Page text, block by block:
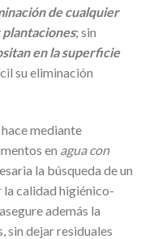
de cualquier
plantaciones; sin
en la superficie
su eliminación
hace mediante
en agua con
la búsqueda de un
calidad higiénico-
además la
sin dejar residuales